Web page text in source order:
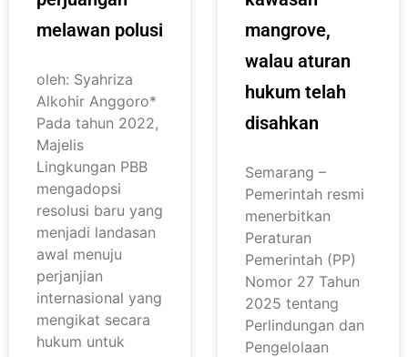
melawan polusi
oleh: Syahriza
Alkohir Anggoro*
Pada tahun 2022,
Majelis
Lingkungan PBB
mengadopsi
resolusi baru yang
menjadi landasan
awal menuju
perjanjian
internasional yang
mengikat secara
hukum untuk
mangrove,
walau aturan
hukum telah
disahkan
Semarang –
Pemerintah resmi
menerbitkan
Peraturan
Pemerintah (PP)
Nomor 27 Tahun
2025 tentang
Perlindungan dan
Pengelolaan